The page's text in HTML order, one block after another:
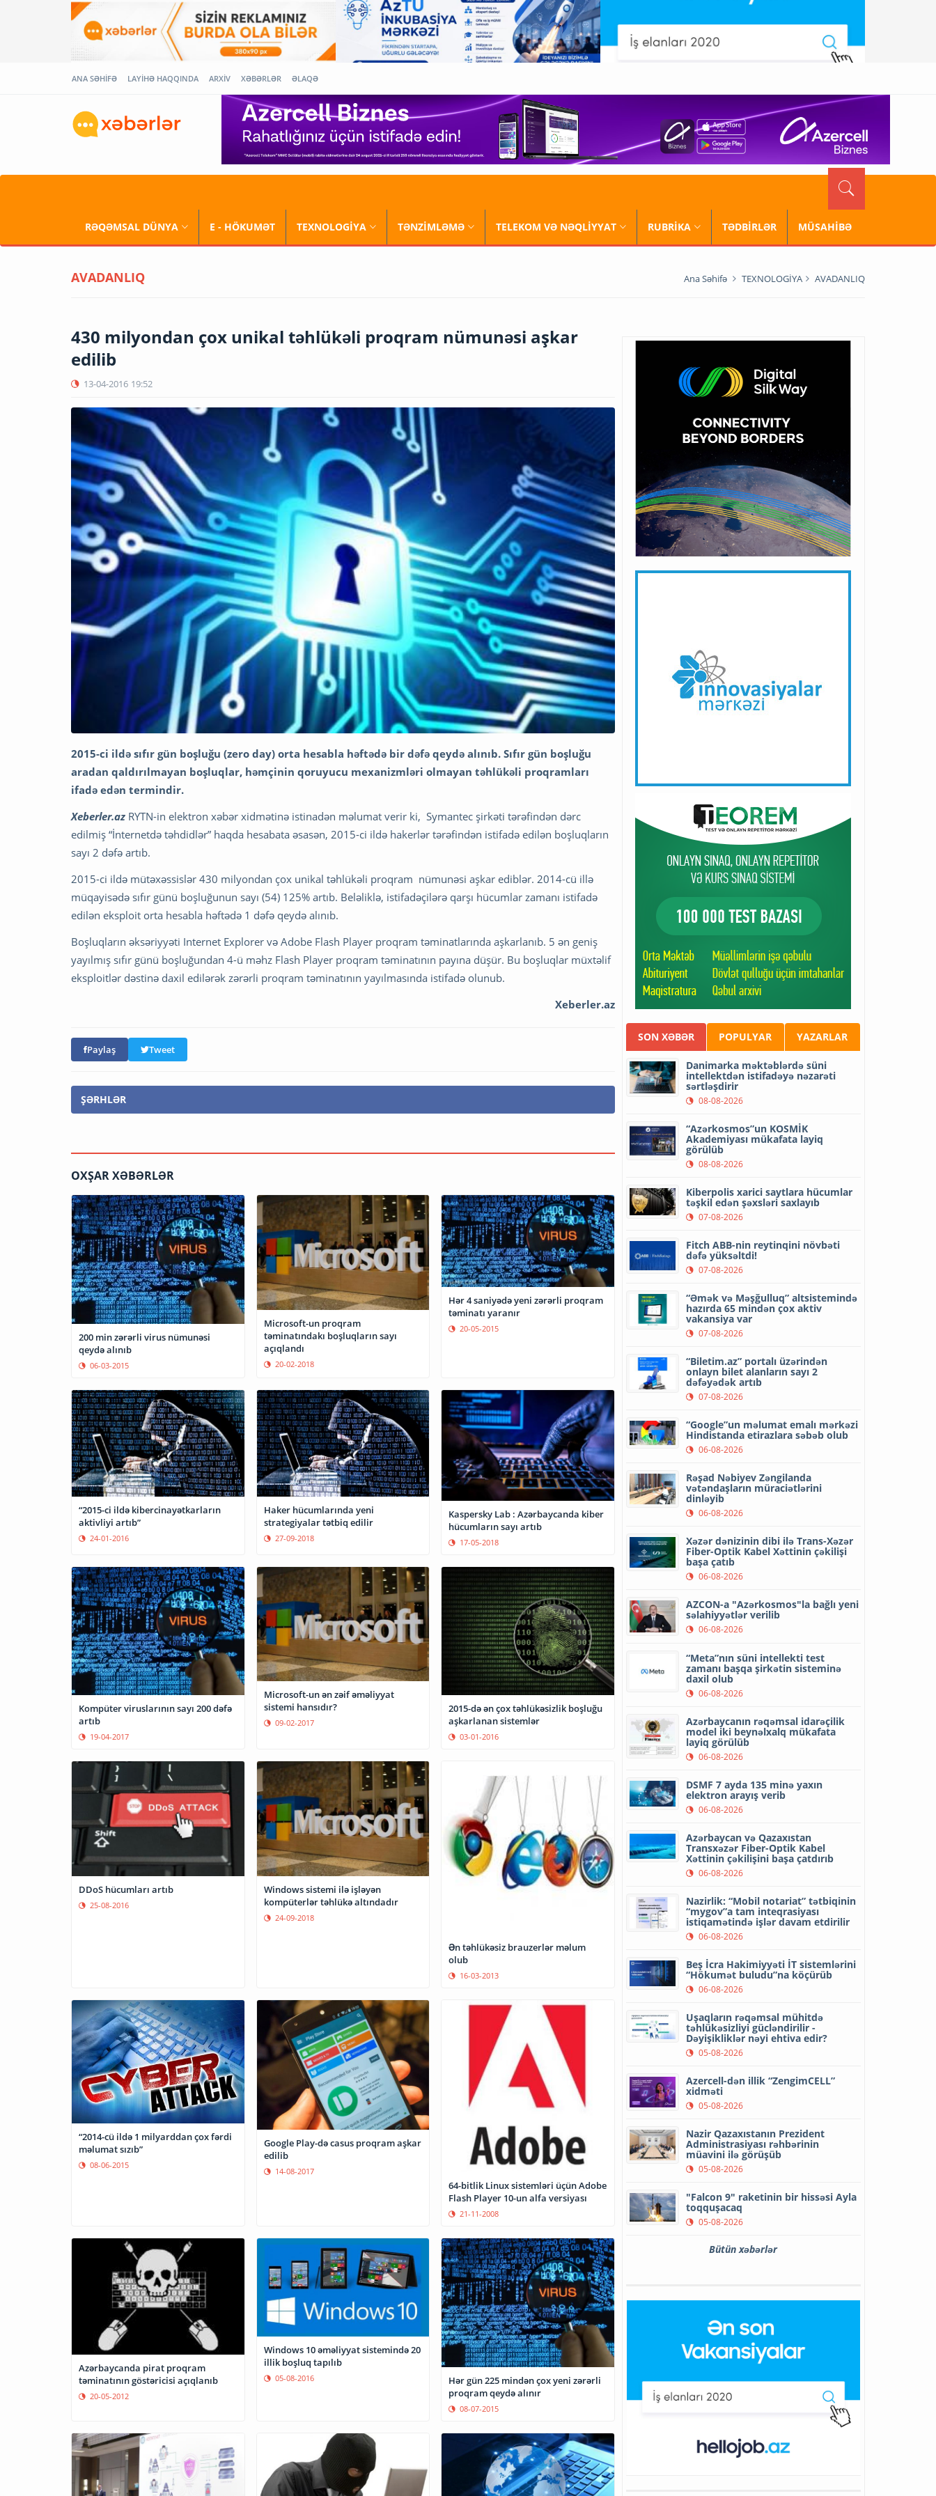
ANA SƏHİFƏ LAYİHƏ HAQQINDA ARXİV XƏBƏRLƏR ƏLAQƏ
RƏQƏMSAL DÜNYA E - HÖKUMƏT TEXNOLOGİYA TƏNZİMLƏMƏ TELEKOM VƏ NƏQLİYYAT RUBRİKA TƏDBİRLƏR MÜSAHİBƏ
AVADANLIQ Ana Səhifə TEXNOLOGİYA AVADANLIQ
430 milyondan çox unikal təhlükəli proqram nümunəsi aşkar
edilib
13-04-2016 19:52
2015-ci ildə sıfır gün boşluğu (zero day) orta hesabla həftədə bir dəfə qeydə alınıb. Sıfır gün boşluğu
aradan qaldırılmayan boşluqlar, həmçinin qoruyucu mexanizmləri olmayan təhlükəli proqramları
ifadə edən termindir.
Xeberler.az RYTN-in elektron xəbər xidmətinə istinadən məlumat verir ki, Symantec şirkəti tərəfindən dərc
edilmiş “İnternetdə təhdidlər” haqda hesabata əsasən, 2015-ci ildə hakerlər tərəfindən istifadə edilən boşluqların
sayı 2 dəfə artıb.
2015-ci ildə mütəxəssislər 430 milyondan çox unikal təhlükəli proqram nümunəsi aşkar ediblər. 2014-cü illə
müqayisədə sıfır günü boşluğunun sayı (54) 125% artıb. Beləliklə, istifadəçilərə qarşı hücumlar zamanı istifadə
edilən eksploit orta hesabla həftədə 1 dəfə qeydə alınıb.
Boşluqların əksəriyyəti Internet Explorer və Adobe Flash Player proqram təminatlarında aşkarlanıb. 5 ən geniş
yayılmış sıfır günü boşluğundan 4-ü məhz Flash Player proqram təminatının payına düşür. Bu boşluqlar müxtəlif
eksploitlər dəstinə daxil edilərək zərərli proqram təminatının yayılmasında istifadə olunub.
Xeberler.az
Paylaş Tweet
ŞƏRHLƏR
OXŞAR XƏBƏRLƏR
200 min zərərli virus nümunəsi
qeydə alınıb
06-03-2015
Microsoft-un proqram
təminatındakı boşluqların sayı
açıqlandı
20-02-2018
Hər 4 saniyədə yeni zərərli proqram
təminatı yaranır
20-05-2015
“2015-ci ildə kibercinayətkarların
aktivliyi artıb”
24-01-2016
Haker hücumlarında yeni
strategiyalar tətbiq edilir
27-09-2018
Kaspersky Lab : Azərbaycanda kiber
hücumların sayı artıb
17-05-2018
Kompüter viruslarının sayı 200 dəfə
artıb
19-04-2017
Microsoft-un ən zəif əməliyyat
sistemi hansıdır?
09-02-2017
2015-də ən çox təhlükəsizlik boşluğu
aşkarlanan sistemlər
03-01-2016
DDoS hücumları artıb
25-08-2016
Windows sistemi ilə işləyən
kompüterlər təhlükə altındadır
24-09-2018
Ən təhlükəsiz brauzerlər məlum
olub
16-03-2013
“2014-cü ildə 1 milyarddan çox fərdi
məlumat sızıb”
08-06-2015
Google Play-də casus proqram aşkar
edilib
14-08-2017
64-bitlik Linux sistemləri üçün Adobe
Flash Player 10-un alfa versiyası
21-11-2008
Azərbaycanda pirat proqram
təminatının göstəricisi açıqlanıb
20-05-2012
Windows 10 əməliyyat sistemində 20
illik boşluq tapılıb
05-08-2016
Hər gün 225 mindən çox yeni zərərli
proqram qeydə alınır
08-07-2015
SON XƏBƏR POPULYAR YAZARLAR
Danimarka məktəblərdə süni
intellektdən istifadəyə nəzarəti
sərtləşdirir
08-08-2026
“Azərkosmos”un KOSMİK
Akademiyası mükafata layiq
görülüb
08-08-2026
Kiberpolis xarici saytlara hücumlar
təşkil edən şəxsləri saxlayıb
07-08-2026
Fitch ABB-nin reytinqini növbəti
dəfə yüksəltdi!
07-08-2026
“Əmək və Məşğulluq” altsistemində
hazırda 65 mindən çox aktiv
vakansiya var
07-08-2026
“Biletim.az” portalı üzərindən
onlayn bilet alanların sayı 2
dəfəyədək artıb
07-08-2026
“Google”un məlumat emalı mərkəzi
Hindistanda etirazlara səbəb olub
06-08-2026
Rəşad Nəbiyev Zəngilanda
vətəndaşların müraciətlərini
dinləyib
06-08-2026
Xəzər dənizinin dibi ilə Trans-Xəzər
Fiber-Optik Kabel Xəttinin çəkilişi
başa çatıb
06-08-2026
AZCON-a "Azərkosmos"la bağlı yeni
səlahiyyətlər verilib
06-08-2026
“Meta”nın süni intellekti test
zamanı başqa şirkətin sisteminə
daxil olub
06-08-2026
Azərbaycanın rəqəmsal idarəçilik
model iki beynəlxalq mükafata
layiq görülüb
06-08-2026
DSMF 7 ayda 135 minə yaxın
elektron arayış verib
06-08-2026
Azərbaycan və Qazaxıstan
Transxəzər Fiber-Optik Kabel
Xəttinin çəkilişini başa çatdırıb
06-08-2026
Nazirlik: “Mobil notariat” tətbiqinin
“mygov”a tam inteqrasiyası
istiqamətində işlər davam etdirilir
06-08-2026
Beş İcra Hakimiyyəti İT sistemlərini
“Hökumət buludu”na köçürüb
06-08-2026
Uşaqların rəqəmsal mühitdə
təhlükəsizliyi gücləndirilir -
Dəyişikliklər nəyi ehtiva edir?
05-08-2026
Azercell-dən illik “ZengimCELL”
xidməti
05-08-2026
Nazir Qazaxıstanın Prezident
Administrasiyası rəhbərinin
müavini ilə görüşüb
05-08-2026
"Falcon 9" raketinin bir hissəsi Ayla
toqquşacaq
05-08-2026
Bütün xəbərlər